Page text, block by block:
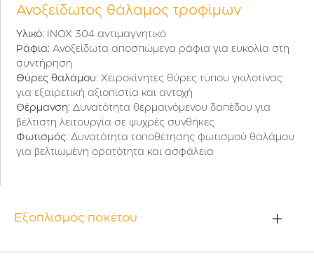
Ανοξείδωτος θάλαμος τροφίμων
Υλικό: INOX 304 αντιμαγνητικό
Ράφια: Ανοξείδωτα αποσπώμενα ράφια για ευκολία στη
συντήρηση
Θύρες θαλάμου: Χειροκίνητες θύρες τύπου γκιλοτίνας
για εξαιρετική αξιοπιστία και αντοχή
Θέρμανση: Δυνατότητα θερμαινόμενου δαπέδου για
βέλτιστη λειτουργία σε ψυχρές συνθήκες
Φωτισμός: Δυνατότητα τοποθέτησης φωτισμού θαλάμου
για βελτιωμένη ορατότητα και ασφάλεια
Εξοπλισμός πακέτου